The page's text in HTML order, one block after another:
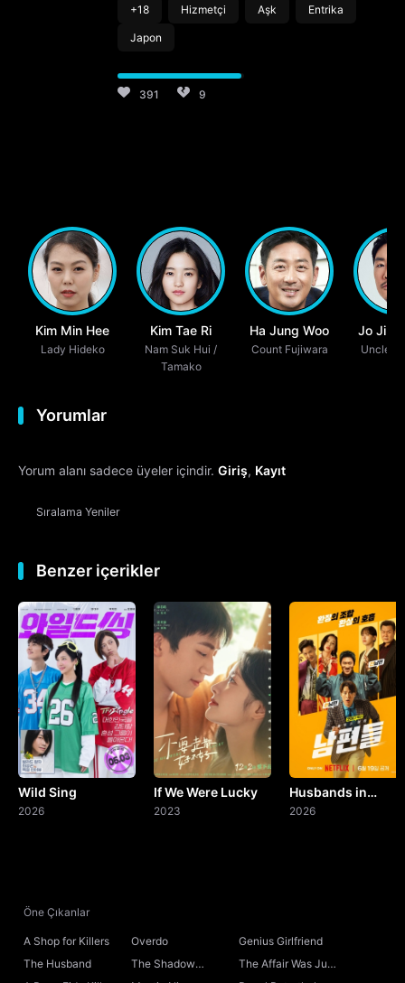
+18 Hizmetçi Aşk Entrika
Japon
391 9
Kim Min Hee
Lady Hideko
Kim Tae Ri
Nam Suk Hui /
Tamako
Ha Jung Woo
Count Fujiwara
Jo Jin
Uncle
Yorumlar
Yorum alanı sadece üyeler içindir. Giriş, Kayıt
Sıralama Yeniler
Benzer içerikler
Wild Sing
2026
If We Were Lucky
2023
Husbands in
Action
2026
Öne Çıkanlar
A Shop for Killers Overdo
Genius Girlfriend
The Husband
The Shadow
The Affair Was Just